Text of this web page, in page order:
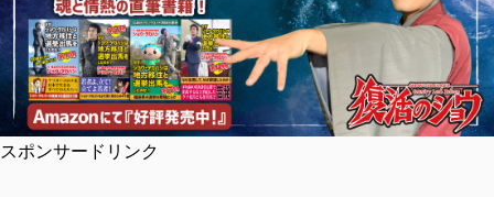
スポンサードリンク